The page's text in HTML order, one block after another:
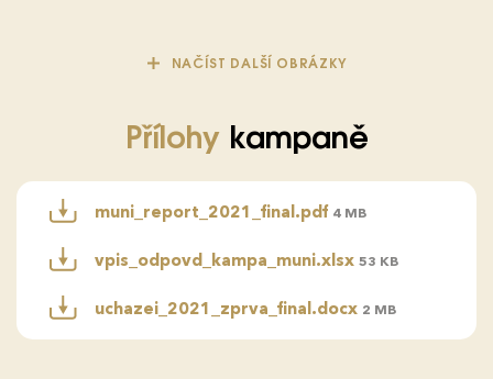
NAČÍST DALŠÍ OBRÁZKY
Přílohykampaně
muni_report_2021_final.pdf 4 MB
vpis_odpovd_kampa_muni.xlsx 53 KB
uchazei_2021_zprva_final.docx 2 MB